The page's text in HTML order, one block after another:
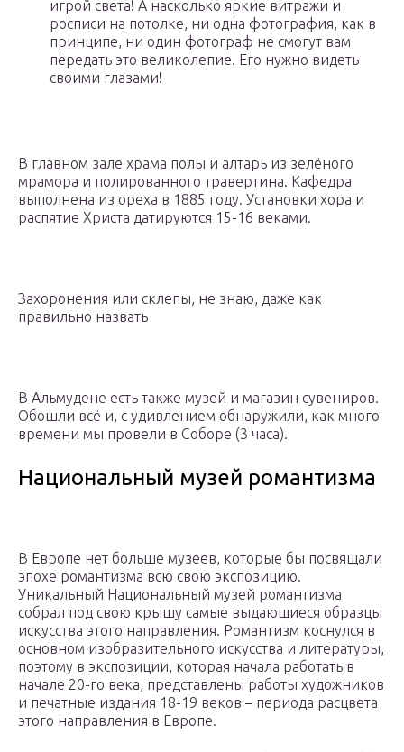
игрой света! А насколько яркие витражи и
росписи на потолке, ни одна фотография, как в
принципе, ни один фотограф не смогут вам
передать это великолепие. Его нужно видеть
своими глазами!
В главном зале храма полы и алтарь из зелёного
мрамора и полированного травертина. Кафедра
выполнена из ореха в 1885 году. Установки хора и
распятие Христа датируются 15-16 веками.
Захоронения или склепы, не знаю, даже как
правильно назвать
В Альмудене есть также музей и магазин сувениров.
Обошли всё и, с удивлением обнаружили, как много
времени мы провели в Соборе (3 часа).
Национальный музей романтизма
В Европе нет больше музеев, которые бы посвящали
эпохе романтизма всю свою экспозицию.
Уникальный Национальный музей романтизма
собрал под свою крышу самые выдающиеся образцы
искусства этого направления. Романтизм коснулся в
основном изобразительного искусства и литературы,
поэтому в экспозиции, которая начала работать в
начале 20-го века, представлены работы художников
и печатные издания 18-19 веков – периода расцвета
этого направления в Европе.